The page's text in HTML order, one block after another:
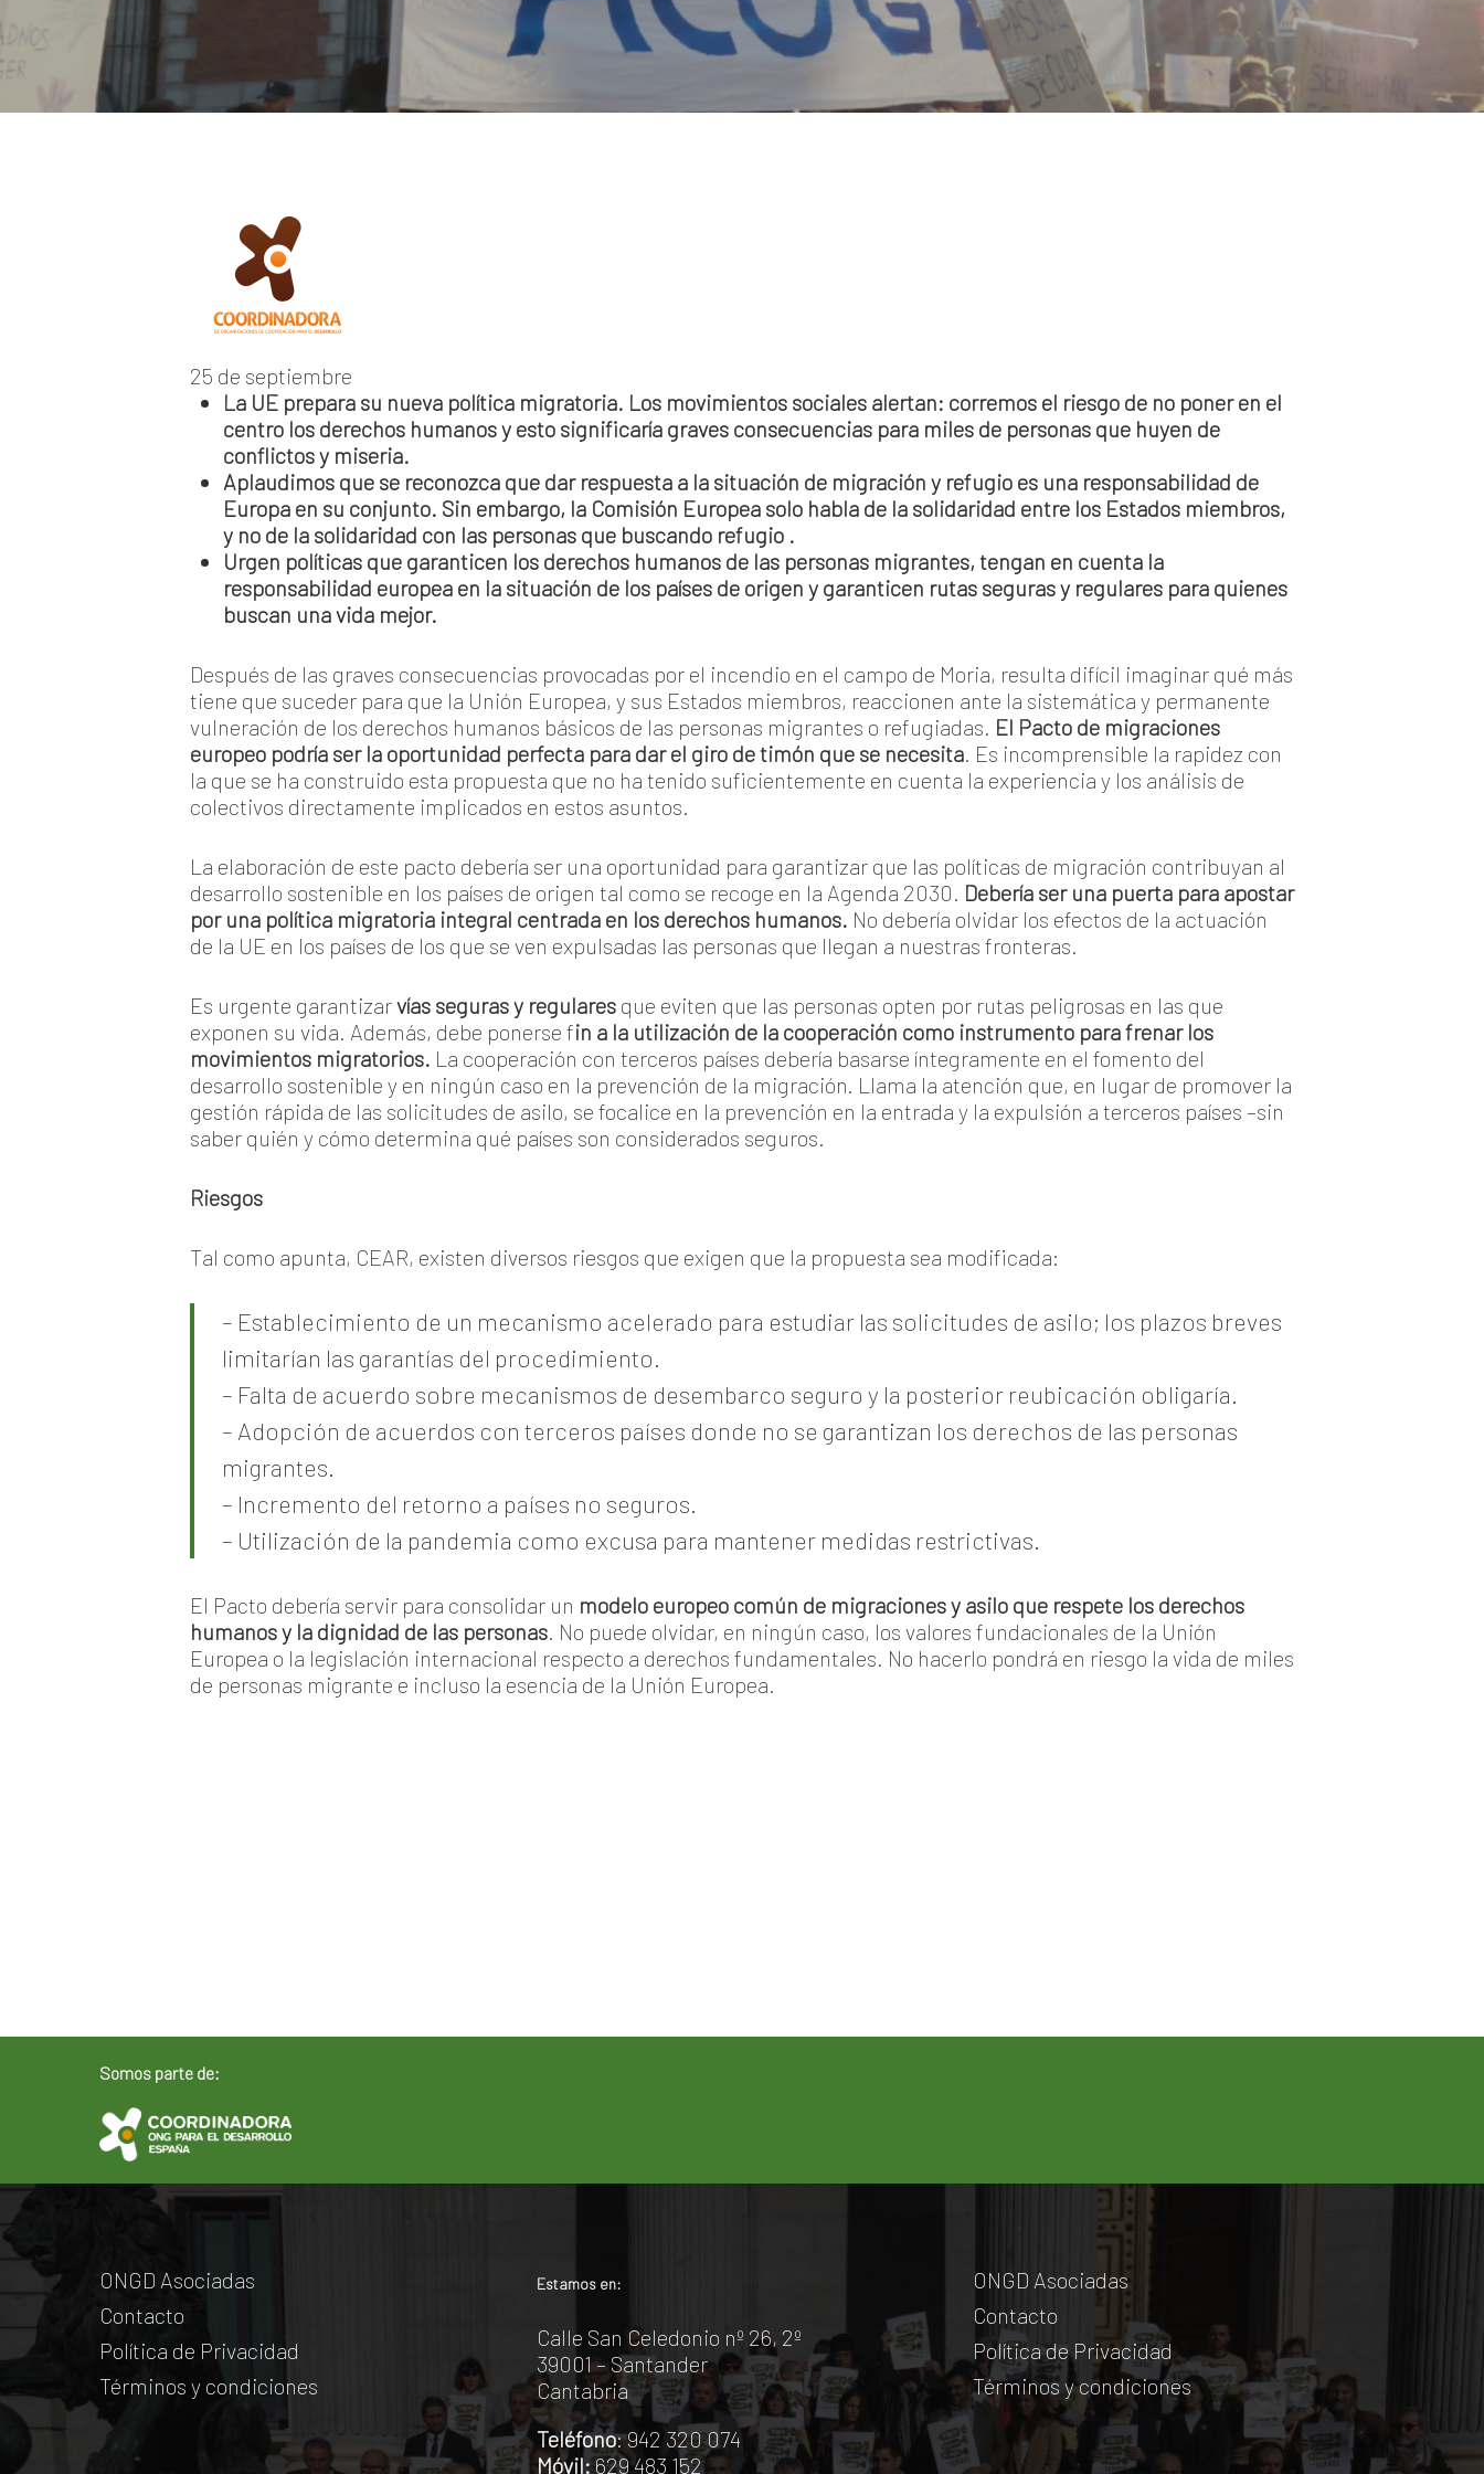
25 de septiembre
La UE prepara su nueva política migratoria. Los movimientos sociales alertan: corremos el riesgo de no poner en el
centro los derechos humanos y esto significaría graves consecuencias para miles de personas que huyen de
conflictos y miseria.
Aplaudimos que se reconozca que dar respuesta a la situación de migración y refugio es una responsabilidad de
Europa en su conjunto. Sin embargo, la Comisión Europea solo habla de la solidaridad entre los Estados miembros,
y no de la solidaridad con las personas que buscando refugio .
Urgen políticas que garanticen los derechos humanos de las personas migrantes, tengan en cuenta la
responsabilidad europea en la situación de los países de origen y garanticen rutas seguras y regulares para quienes
buscan una vida mejor.
Después de las graves consecuencias provocadas por el incendio en el campo de Moria, resulta difícil imaginar qué más
tiene que suceder para que la Unión Europea, y sus Estados miembros, reaccionen ante la sistemática y permanente
vulneración de los derechos humanos básicos de las personas migrantes o refugiadas. El Pacto de migraciones
europeo podría ser la oportunidad perfecta para dar el giro de timón que se necesita. Es incomprensible la rapidez con
la que se ha construido esta propuesta que no ha tenido suficientemente en cuenta la experiencia y los análisis de
colectivos directamente implicados en estos asuntos.
La elaboración de este pacto debería ser una oportunidad para garantizar que las políticas de migración contribuyan al
desarrollo sostenible en los países de origen tal como se recoge en la Agenda 2030. Debería ser una puerta para apostar
por una política migratoria integral centrada en los derechos humanos. No debería olvidar los efectos de la actuación
de la UE en los países de los que se ven expulsadas las personas que llegan a nuestras fronteras.
Es urgente garantizarvías seguras y regulares que eviten que las personas opten por rutas peligrosas en las que
exponen su vida. Además, debe ponerse fin a la utilización de la cooperación como instrumento para frenar los
movimientos migratorios. La cooperación con terceros países debería basarse íntegramente en el fomento del
desarrollo sostenible y en ningún caso en la prevención de la migración. Llama la atención que, en lugar de promover la
gestión rápida de las solicitudes de asilo, se focalice en la prevención en la entrada y la expulsión a terceros países –sin
saber quién y cómo determina qué países son considerados seguros.
Riesgos
Tal como apunta, CEAR, existen diversos riesgos que exigen que la propuesta sea modificada:
– Establecimiento de un mecanismo acelerado para estudiar las solicitudes de asilo; los plazos breves
limitarían las garantías del procedimiento.
– Falta de acuerdo sobre mecanismos de desembarco seguro y la posterior reubicación obligaría.
– Adopción de acuerdos con terceros países donde no se garantizan los derechos de las personas
migrantes.
– Incremento del retorno a países no seguros.
– Utilización de la pandemia como excusa para mantener medidas restrictivas.
El Pacto debería servir para consolidar un modelo europeo común de migraciones y asilo que respete los derechos
humanos y la dignidad de las personas. No puede olvidar, en ningún caso, los valores fundacionales de la Unión
Europea o la legislación internacional respecto a derechos fundamentales. No hacerlo pondrá en riesgo la vida de miles
de personas migrante e incluso la esencia de la Unión Europea.
Somos parte de:
ONGD Asociadas
Contacto
Política de Privacidad
Términos y condiciones
Estamos en:
Calle San Celedonio nº 26, 2º
39001 – Santander
Cantabria
Teléfono: 942 320 074
Móvil:629 483 152
ONGD Asociadas
Contacto
Política de Privacidad
Términos y condiciones